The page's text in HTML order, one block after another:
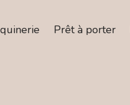
Prêt à porter